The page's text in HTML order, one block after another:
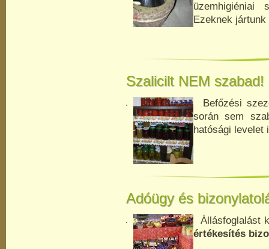
Ezeknek jártunk
Szalicilt NEM szabad!
Befőzési
során sem
hatósági levelet
Adóügy és
Állásfoglalást
értékesítés